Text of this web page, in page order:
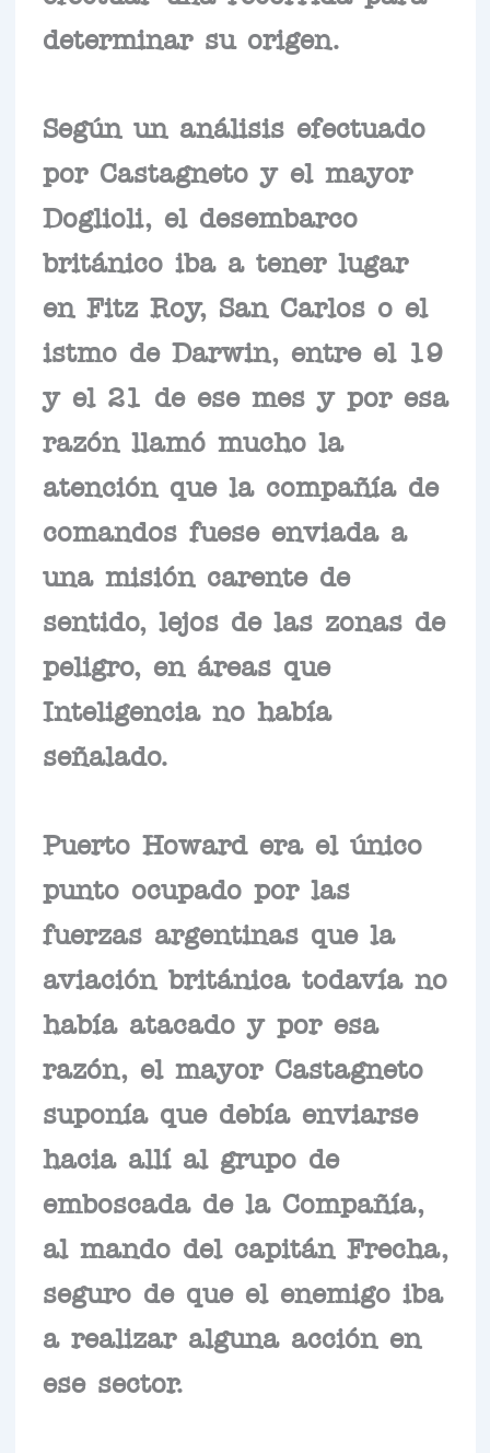
determinar su origen.
Según un análisis efectuado
por Castagneto y el mayor
Doglioli, el desembarco
británico iba a tener lugar
en Fitz Roy, San Carlos o el
istmo de Darwin, entre el 19
y el 21 de ese mes y por esa
razón llamó mucho la
atención que la compañía de
comandos fuese enviada a
una misión carente de
sentido, lejos de las zonas de
peligro, en áreas que
Inteligencia no había
señalado.
Puerto Howard era el único
punto ocupado por las
fuerzas argentinas que la
aviación británica todavía no
había atacado y por esa
razón, el mayor Castagneto
suponía que debía enviarse
hacia allí al grupo de
emboscada de la Compañía,
al mando del capitán Frecha,
seguro de que el enemigo iba
a realizar alguna acción en
ese sector.